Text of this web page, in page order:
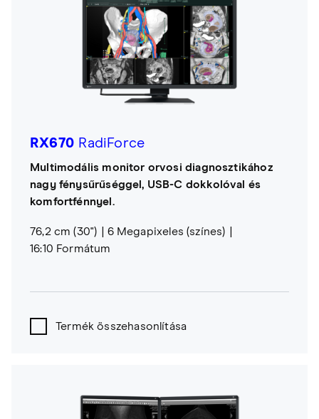
RX670 RadiForce
Multimodális monitor orvosi diagnosztikához
nagy fénysűrűséggel, USB-C dokkolóval és
komfortfénnyel.
76,2 cm (30")
6 Megapixeles (színes)
16:10 Formátum
Termék összehasonlítása